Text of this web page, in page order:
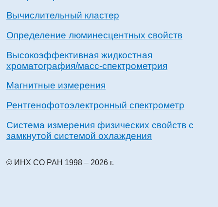
Вычислительный кластер
Определение люминесцентных свойств
Высокоэффективная жидкостная
хроматография/масс-спектрометрия
Магнитные измерения
Рентгенофотоэлектронный спектрометр
Система измерения физических свойств с
замкнутой системой охлаждения
© ИНХ СО РАН 1998 – 2026 г.